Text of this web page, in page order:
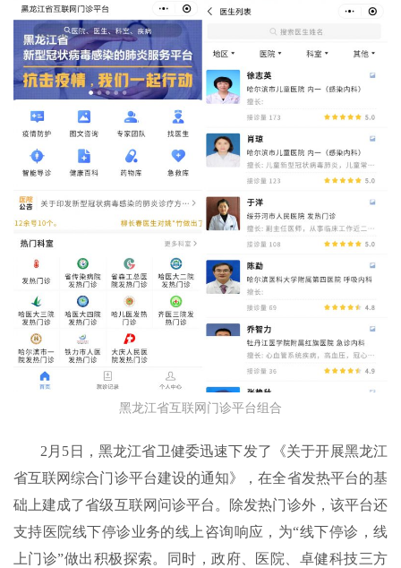
黑龙江省互联网门诊平台组合
2月5日，黑龙江省卫健委迅速下发了《关于开展黑龙江
省互联网综合门诊平台建设的通知》，在全省发热平台的基
础上建成了省级互联网问诊平台。除发热门诊外，该平台还
支持医院线下停诊业务的线上咨询响应，为“线下停诊，线
上门诊”做出积极探索。同时，政府、医院、卓健科技三方